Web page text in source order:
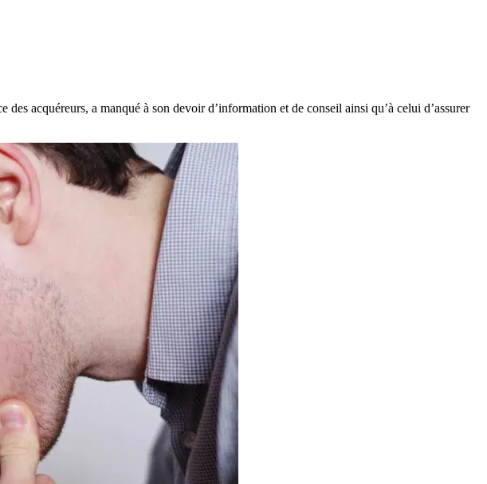
acquéreurs, a manqué à son devoir d’information et de conseil ainsi qu’à celui d’assurer